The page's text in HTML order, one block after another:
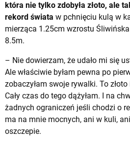
która nie tylko zdobyła złoto, ale
rekord świata w pchnięciu kulą w
mierząca 1.25cm wzrostu Śliwińska
8.5m.
– Nie dowierzam, że udało mi się
Ale właściwie byłam pewna po
zobaczyłam swoje rywalki. To
Cały czas do tego dążyłam. I na
żadnych ograniczeń jeśli chodzi o
ma na mnie mocnych, ani w kuli,
oszczepie.